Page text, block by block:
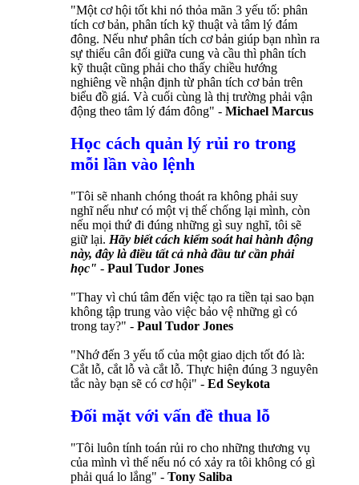
"Một cơ hội tốt khi nó thỏa mãn 3 yếu tố: phân
tích cơ bản, phân tích kỹ thuật và tâm lý đám
đông. Nếu như phân tích cơ bản giúp bạn nhìn ra
sự thiếu cân đối giữa cung và cầu thì phân tích
kỹ thuật cũng phải cho thấy chiều hướng
nghiêng về nhận định từ phân tích cơ bản trên
biểu đồ giá. Và cuối cùng là thị trường phải vận
động theo tâm lý đám đông" - Michael Marcus
Học cách quản lý rủi ro trong
mỗi lần vào lệnh
"Tôi sẽ nhanh chóng thoát ra không phải suy
nghĩ nếu như có một vị thế chống lại mình, còn
nếu mọi thứ đi đúng những gì suy nghĩ, tôi sẽ
giữ lại. Hãy biết cách kiểm soát hai hành động
này, đây là điều tất cả nhà đầu tư cần phải
học" - Paul Tudor Jones
"Thay vì chú tâm đến việc tạo ra tiền tại sao bạn
không tập trung vào việc bảo vệ những gì có
trong tay?" - Paul Tudor Jones
"Nhớ đến 3 yếu tố của một giao dịch tốt đó là:
Cắt lỗ, cắt lỗ và cắt lỗ. Thực hiện đúng 3 nguyên
tắc này bạn sẽ có cơ hội" - Ed Seykota
Đối mặt với vấn đề thua lỗ
"Tôi luôn tính toán rủi ro cho những thương vụ
của mình vì thế nếu nó có xảy ra tôi không có gì
phải quá lo lắng" - Tony Saliba